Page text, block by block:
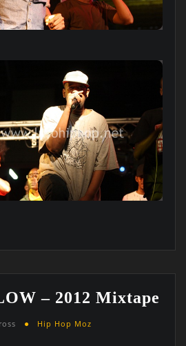
– 2012 Mixtape
Hip Hop Moz